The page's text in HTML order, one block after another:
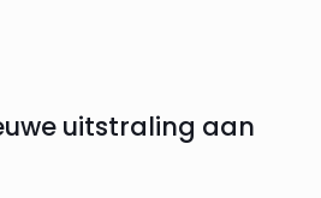
uitstraling aan